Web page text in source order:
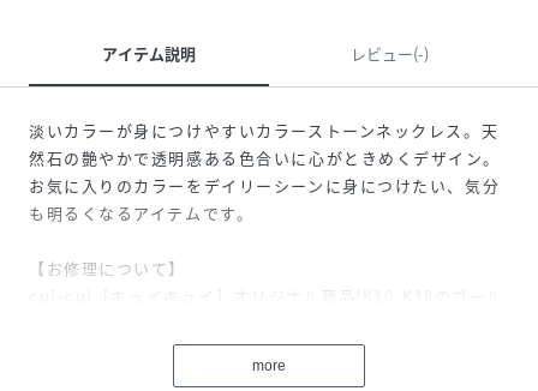
アイテム説明 レビュー(-)
淡いカラーが身につけやすいカラーストーンネックレス。天
然石の艶やかで透明感ある色合いに心がときめくデザイン。
お気に入りのカラーをデイリーシーンに身につけたい、気分
も明るくなるアイテムです。
【お修理について】
cui-cui［キュイキュイ］オリジナル商品(K10-K18のゴール
入いただいた商品も全品お直しを承っております。お近くの
cui-cui店舗へ商品と保証書をご持参いただくか、配送修理
more